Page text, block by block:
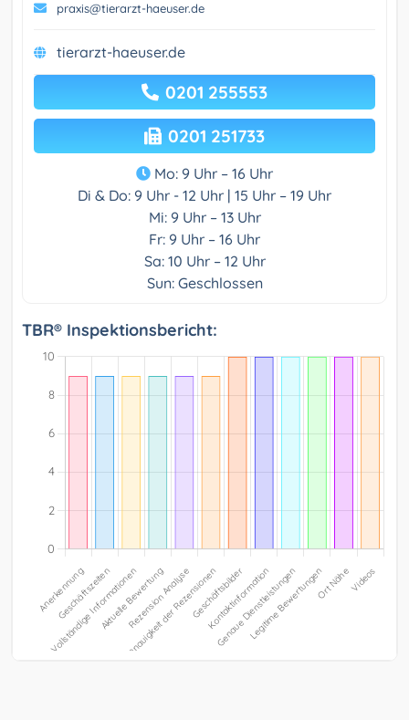
praxis@tierarzt-haeuser.de
tierarzt-haeuser.de
0201 255553
0201 251733
Mo: 9 Uhr – 16 Uhr
Di & Do: 9 Uhr - 12 Uhr | 15 Uhr – 19 Uhr
Mi: 9 Uhr – 13 Uhr
Fr: 9 Uhr – 16 Uhr
Sa: 10 Uhr – 12 Uhr
Sun: Geschlossen
TBR® Inspektionsbericht: